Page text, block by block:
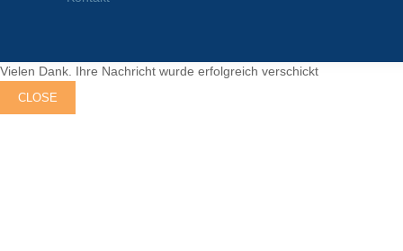
Vielen Dank. Ihre Nachricht wurde erfolgreich verschickt
CLOSE